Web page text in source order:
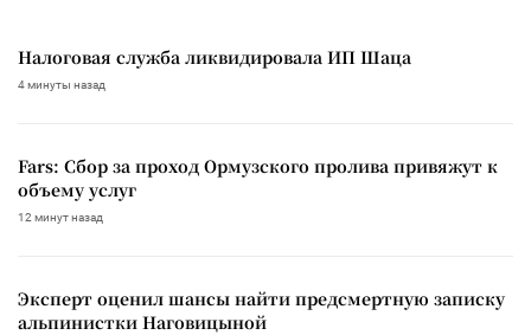
Налоговая служба ликвидировала ИП Шаца
4 минуты назад
Fars: Сбор за проход Ормузского пролива привяжут к
объему услуг
12 минут назад
Эксперт оценил шансы найти предсмертную записку
альпинистки Наговицыной